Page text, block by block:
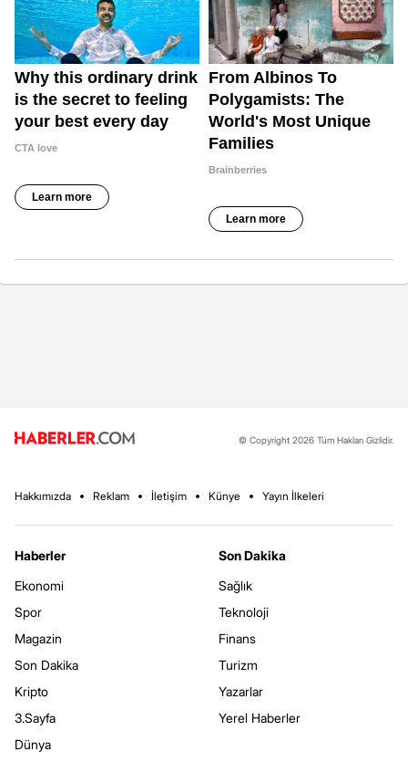
© Copyright 2026 Tüm Hakları Gizlidir.
Hakkımızda Reklam İletişim Künye Yayın İlkeleri
Haberler
Ekonomi
Spor
Magazin
Son Dakika
Kripto
3.Sayfa
Dünya
Son Dakika
Sağlık
Teknoloji
Finans
Turizm
Yazarlar
Yerel Haberler